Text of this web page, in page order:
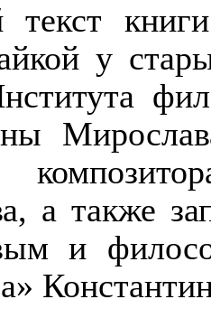
текст
у
а также
и